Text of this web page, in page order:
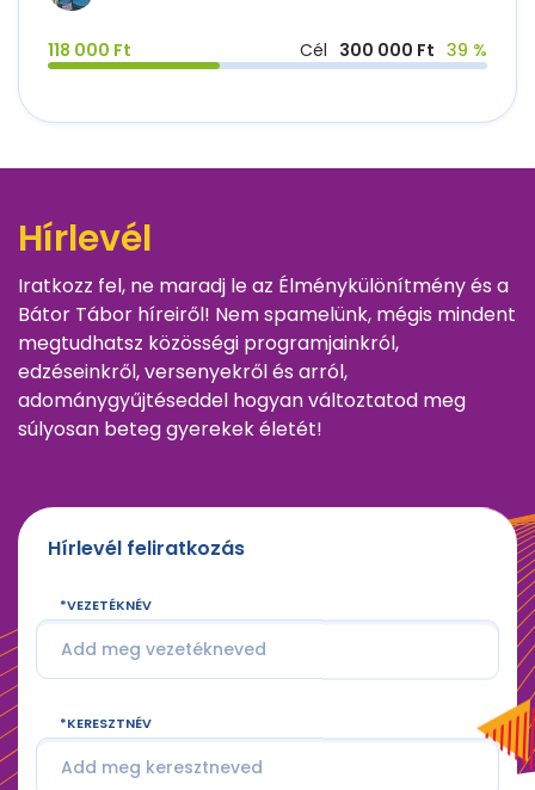
118 000 Ft Cél 300 000 Ft 39 %
Hírlevél
Iratkozz fel, ne maradj le az Élménykülönítmény és a
Bátor Tábor híreiről! Nem spamelünk, mégis mindent
megtudhatsz közösségi programjainkról,
edzéseinkről, versenyekről és arról,
adománygyűjtéseddel hogyan változtatod meg
súlyosan beteg gyerekek életét!
Hírlevél feliratkozás
VEZETÉKNÉV
KERESZTNÉV